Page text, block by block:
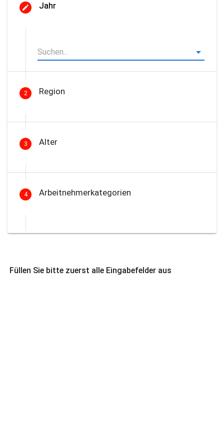
Jahr
2 Region
3 Alter
4 Arbeitnehmerkategorien
Füllen Sie bitte zuerst alle Eingabefelder aus